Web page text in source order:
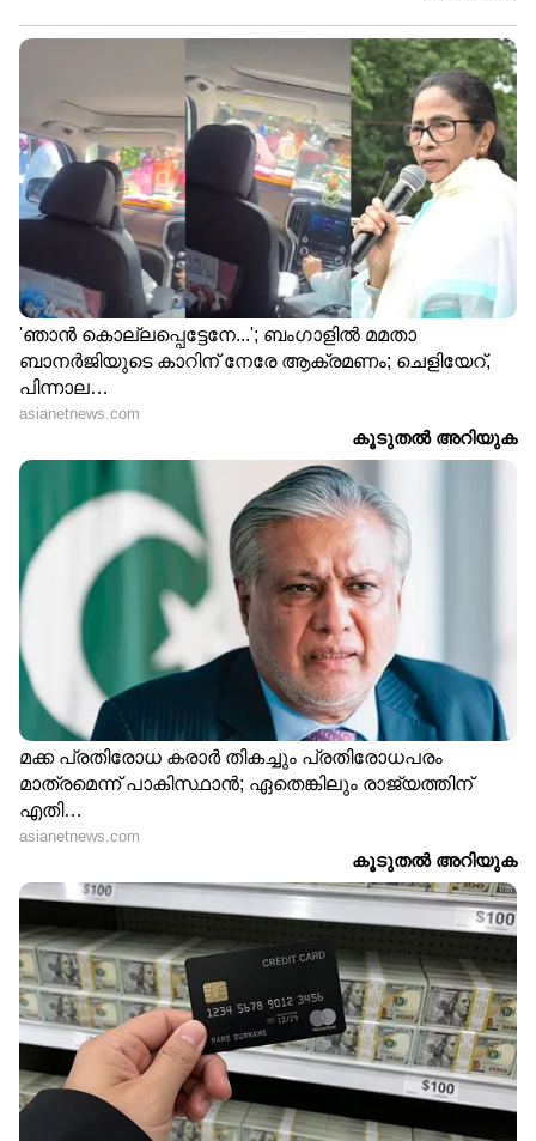
ക്ലീനിംഗിന് വേണ്ടി ഉപയോഗിക്കുന്ന ഡെഞ്ചര്‍
ടാബ്‍ലറ്റ്സും ഇതുപോലെ അരിപ്പ
വൃത്തിയാക്കുന്നതിനായി
ഉപയോഗിക്കാവുന്നതാണ്. ഒരു പാത്രത്തില്‍
ഇളംചൂടുവെള്ളമെടുത്ത് ടാബ്‍ലറ്റ്സ് ഇതിലിട്ട്
അരിപ്പ ഇതില്‍ കുതിര്‍ത്താൻ വയ്ക്കാം. 15-20
മിനുറ്റ് കഴിഞ്ഞാല്‍ അരിപ്പ
വൃത്തിയാക്കിയെടുക്കാം.